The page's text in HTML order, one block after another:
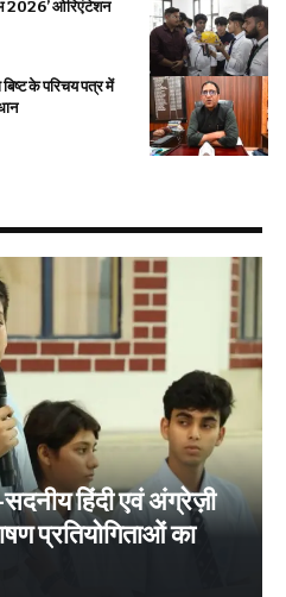
2026’ ओरिएंटेशन
के परिचय पत्र में
हिंदी एवं अंग्रेज़ी
प्रतियोगिताओं का